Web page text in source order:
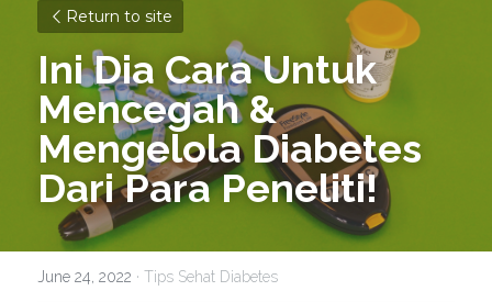
Return to site
Ini Dia Cara Untuk
Mencegah &
Mengelola Diabetes
Dari Para Peneliti!
June 24, 2022 · Tips Sehat Diabetes